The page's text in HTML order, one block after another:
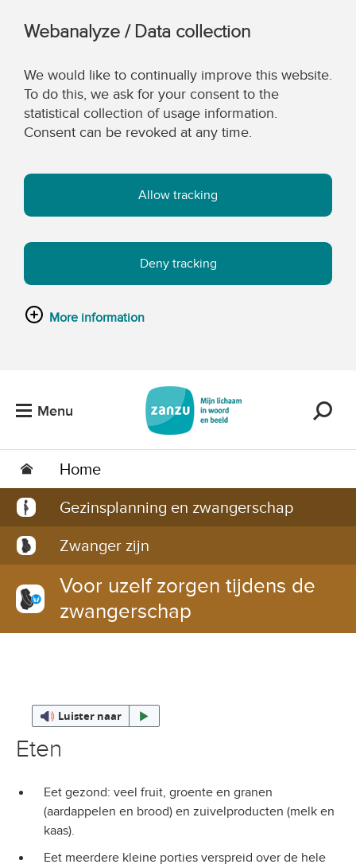
Webanalyze / Data collection
We would like to continually improve this website.
To do this, we ask for your consent to the
statistical collection of usage information.
Consent can be revoked at any time.
Allow tracking
Deny tracking
More information
Menu
Home
Gezinsplanning en zwangerschap
Zwanger zijn
Voor uzelf zorgen tijdens de
zwangerschap
Luister naar
Eten
Eet gezond: veel fruit, groente en granen
(aardappelen en brood) en zuivelproducten (melk en
kaas).
Eet meerdere kleine porties verspreid over de hele